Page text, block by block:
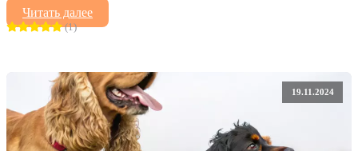
Читать далее
(1)
19.11.2024